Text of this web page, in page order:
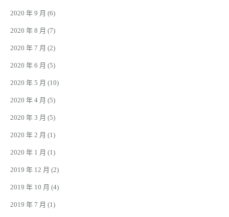
2020 年 9 月 (6)
2020 年 8 月 (7)
2020 年 7 月 (2)
2020 年 6 月 (5)
2020 年 5 月 (10)
2020 年 4 月 (5)
2020 年 3 月 (5)
2020 年 2 月 (1)
2020 年 1 月 (1)
2019 年 12 月 (2)
2019 年 10 月 (4)
2019 年 7 月 (1)